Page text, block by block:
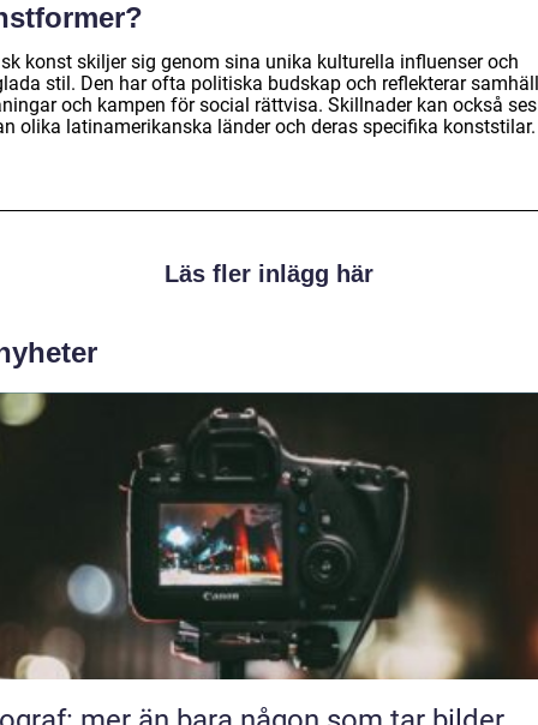
konst skiljer sig genom sina unika kulturella influenser och
stil. Den har ofta politiska budskap och reflekterar
och kampen för social rättvisa. Skillnader kan också ses
olika latinamerikanska länder och deras specifika konststilar.
Läs fler inlägg här